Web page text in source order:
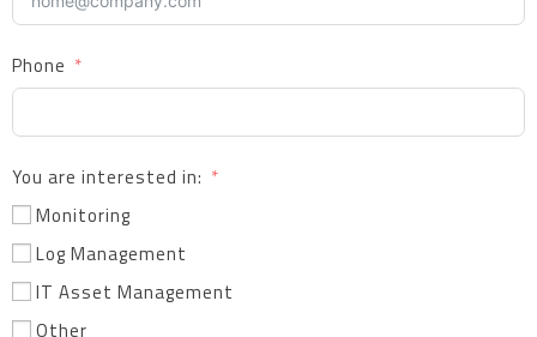
Phone
You are interested in:
Monitoring
Log Management
IT Asset Management
Other